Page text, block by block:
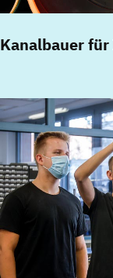
Kanalbauer